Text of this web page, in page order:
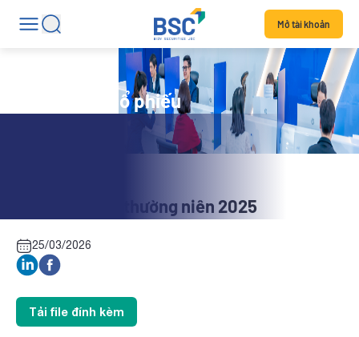
Mở tài khoản
Tin tức mã cổ phiếu
HLS: Báo cáo thường niên 2025
25/03/2026
Tải file đính kèm